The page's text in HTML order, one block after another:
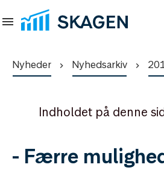
Nyheder Nyhedsarkiv
Indholdet på denne
- Færre